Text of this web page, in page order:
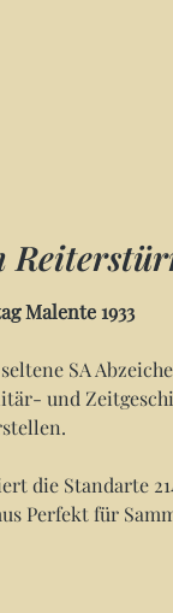
Malente 1933
SA
und
die
Perfekt für